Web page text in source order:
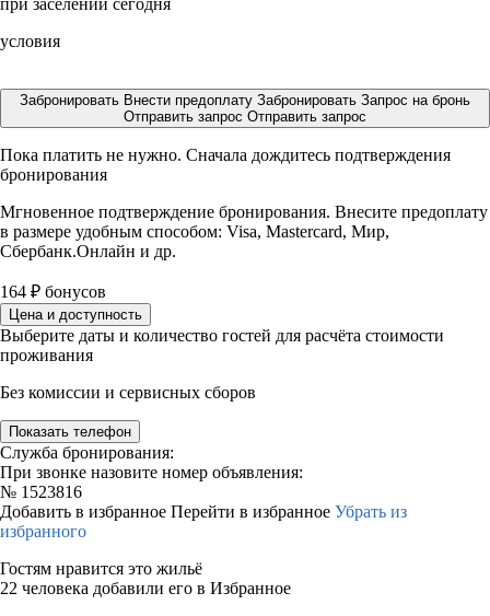
при заселении сегодня
условия
Забронировать Внести предоплату Забронировать Запрос на бронь
Отправить запрос Отправить запрос
Пока платить не нужно. Сначала дождитесь подтверждения
бронирования
Мгновенное подтверждение бронирования. Внесите предоплату
в размере удобным способом: Visa, Mastercard, Мир,
Сбербанк.Онлайн и др.
164 ₽ бонусов
Цена и доступность
Выберите даты и количество гостей для расчёта стоимости
проживания
Без комиссии и сервисных сборов
Показать телефон
Служба бронирования:
При звонке назовите номер объявления:
№ 1523816
Добавить в избранное Перейти в избранное Убрать из
избранного
Гостям нравится это жильё
22 человека добавили его в Избранное